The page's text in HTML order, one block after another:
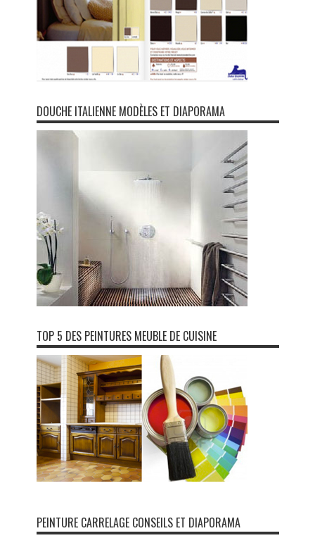
DOUCHE ITALIENNE MODÈLES ET DIAPORAMA
TOP 5 DES PEINTURES MEUBLE DE CUISINE
PEINTURE CARRELAGE CONSEILS ET DIAPORAMA